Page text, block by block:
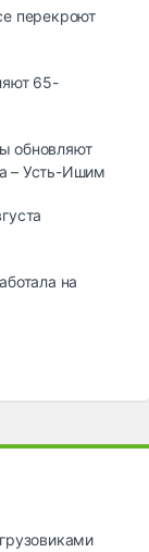
перекроют
65-
обновляют
– Усть-Ишим
на